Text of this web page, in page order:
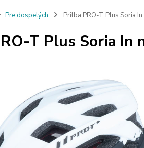
Pre dospelých Prilba PRO-T Plus Soria
T Plus Soria In